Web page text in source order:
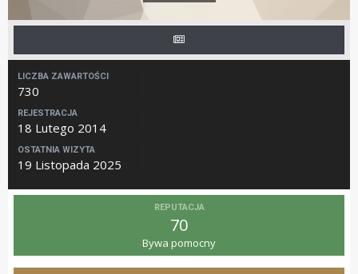
LICZBA ZAWARTOŚCI
730
REJESTRACJA
18 Lutego 2014
OSTATNIA WIZYTA
19 Listopada 2025
REPUTACJA
70
Bywa pomocny